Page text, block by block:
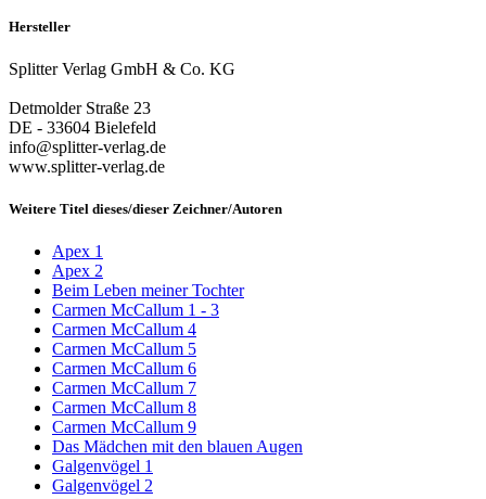
Hersteller
Splitter Verlag GmbH & Co. KG
Detmolder Straße 23
DE - 33604 Bielefeld
info@splitter-verlag.de
www.splitter-verlag.de
Weitere Titel dieses/dieser Zeichner/Autoren
Apex 1
Apex 2
Beim Leben meiner Tochter
Carmen McCallum 1 - 3
Carmen McCallum 4
Carmen McCallum 5
Carmen McCallum 6
Carmen McCallum 7
Carmen McCallum 8
Carmen McCallum 9
Das Mädchen mit den blauen Augen
Galgenvögel 1
Galgenvögel 2